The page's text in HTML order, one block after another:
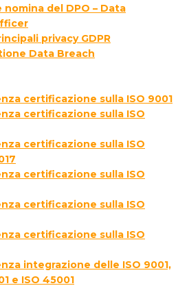
del DPO – Data
privacy GDPR
Data Breach
certificazione sulla ISO 9001
certificazione sulla ISO
certificazione sulla ISO
certificazione sulla ISO
certificazione sulla ISO
certificazione sulla ISO
integrazione delle ISO 9001,
e ISO 45001